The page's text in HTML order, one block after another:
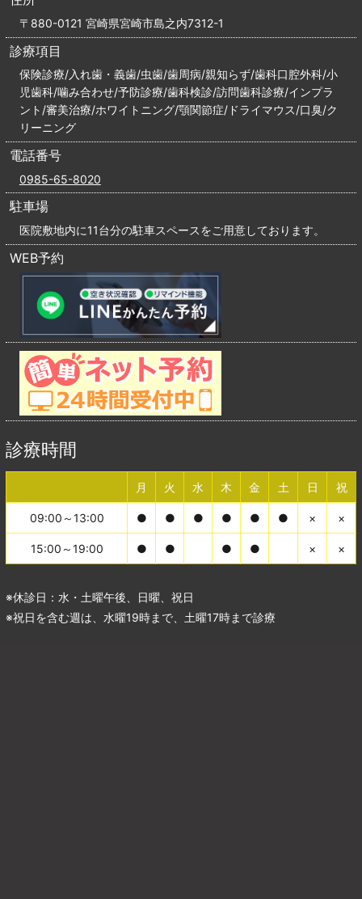
〒880-0121 宮崎県宮崎市島之内7312-1
診療項目
保険診療/入れ歯・義歯/虫歯/歯周病/親知らず/歯科口腔外科/小
児歯科/噛み合わせ/予防診療/歯科検診/訪問歯科診療/インプラ
ント/審美治療/ホワイトニング/顎関節症/ドライマウス/口臭/ク
リーニング
電話番号
0985-65-8020
駐車場
医院敷地内に11台分の駐車スペースをご用意しております。
WEB予約
診療時間
月 火 水 木 金 土 日 祝
09:00～13:00 ● ● ● ● ● ● × ×
15:00～19:00 ● ● ● ● × ×
※休診日：水・土曜午後、日曜、祝日
※祝日を含む週は、水曜19時まで、土曜17時まで診療